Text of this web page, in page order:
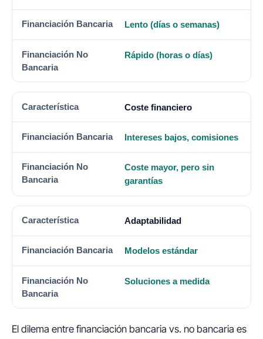
Lento (días o semanas)
Rápido (horas o días)
Coste financiero
Intereses bajos, comisiones
Coste mayor, pero sin
garantías
Adaptabilidad
Modelos estándar
Soluciones a medida
El dilema entre financiación bancaria vs. no bancaria es